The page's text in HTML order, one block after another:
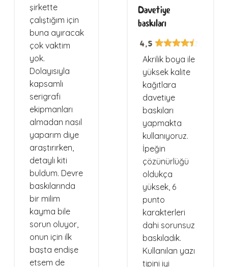
şirkette
çalıştığım için
buna ayıracak
çok vaktim
yok.
Dolayısıyla
kapsamlı
serigrafi
ekipmanları
almadan nasıl
yaparım diye
araştırırken,
detaylı kiti
buldum. Devre
baskılarında
bir milim
kayma bile
sorun oluyor,
onun için ilk
başta endişe
etsem de
Davetiye
baskıları
4,5
Akrilik boya ile
yüksek kalite
kağıtlara
davetiye
baskıları
yapmakta
kullanıyoruz.
İpeğin
çözünürlüğü
oldukça
yüksek, 6
punto
karakterleri
dahi sorunsuz
baskıladık.
Kullanılan yazı
tipini iyi